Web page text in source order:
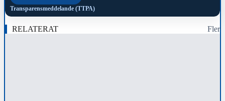
Transparensmeddelande (TTPA)
RELATERAT Fler